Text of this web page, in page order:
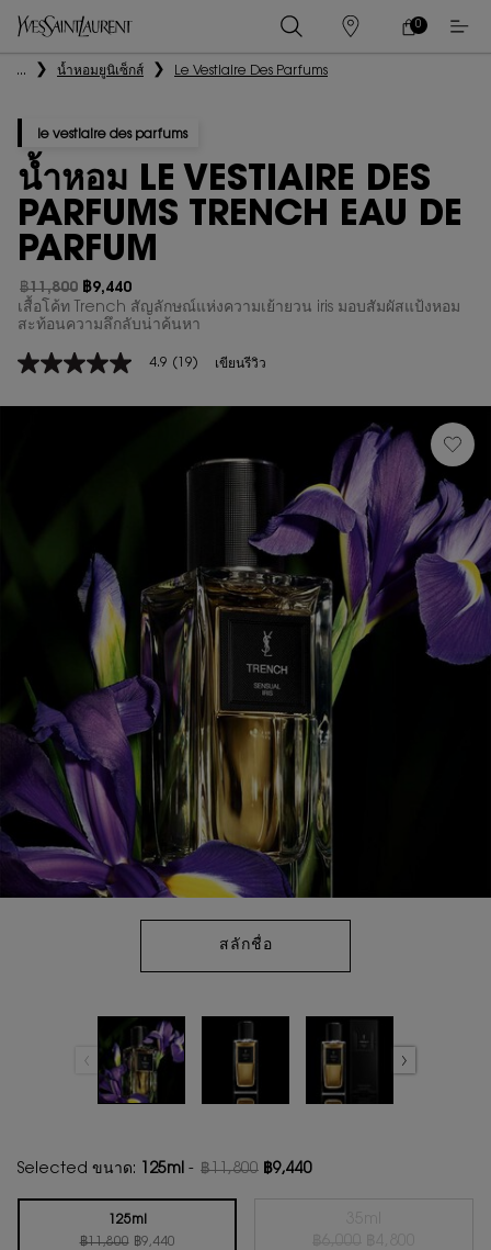
ร้าน
ค้า
ตะกร้า
0
0 PRODUCT IN
เนื้อหาหลัก
... น้ำหอมยูนิเซ็กส์ Le Vestiaire Des Parfums
le vestiaire des parfums
น้ำหอม LE VESTIAIRE DES
PARFUMS TRENCH EAU DE
PARFUM
ราคาเก่า
฿11,800
ราคาใหม่
฿9,440
เสื้อโค้ท Trench สัญลักษณ์แห่งความเย้ายวน iris มอบสัมผัสแป้งหอม
สะท้อนความลึกลับน่าค้นหา
4.9
5
4.9 (19) เขียนรีวิว
สลักชื่อ
Selected ขนาด: 125ml - ฿11,800 ฿9,440
Selected
125ml
ราคาเก่า
฿11,800ราคาใหม่
฿9,440
, 1 of 2